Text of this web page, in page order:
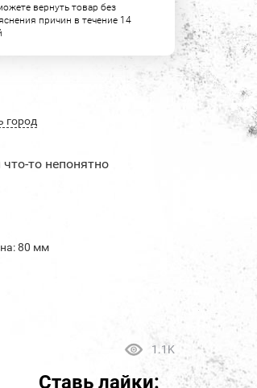
вернуть товар без
причин в течение 14
город
то непонятно
80 мм
1.1K
Ставь лайки: